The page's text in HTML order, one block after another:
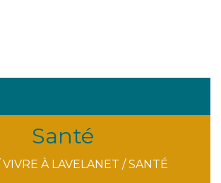
Santé
VIVRE À LAVELANET /SANTÉ